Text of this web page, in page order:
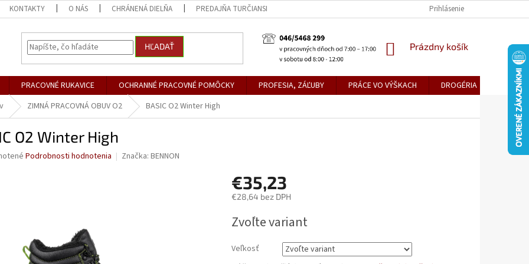
KONTAKTY O NÁS CHRÁNENÁ DIELŇA PREDAJŇA TURČIANSKE TEPLICE DOPRAVA A PLATBY
Prihlásenie
HĽADAŤ
NÁKUPNÝ
Prázdny košík
PRACOVNÉ RUKAVICE OCHRANNÉ PRACOVNÉ POMÔCKY PROFESIA, ZÁĽUBY PRÁCE VO VÝŠKACH DROGÉRIA
ZIMNÁ PRACOVNÁ OBUV O2 BASIC O2 Winter High
O2 Winter High
Podrobnosti hodnotenia Značka: BENNON
€35,23
€28,64 bez DPH
cena:
Zvoľte variant
Veľkosť